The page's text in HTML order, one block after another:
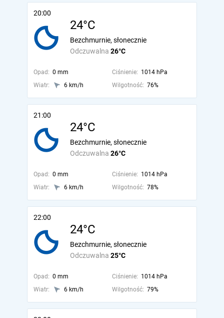
20:00
24°C
Odczuwalna 26°C
Bezchmurnie, słonecznie
Opad: 0 mm Ciśnienie: 1014 hPa
Wiatr:
6 km/h Wilgotność: 76%
21:00
24°C
Odczuwalna 26°C
Bezchmurnie, słonecznie
Opad: 0 mm Ciśnienie: 1014 hPa
Wiatr:
6 km/h Wilgotność: 78%
22:00
24°C
Odczuwalna 25°C
Bezchmurnie, słonecznie
Opad: 0 mm Ciśnienie: 1014 hPa
Wiatr:
6 km/h Wilgotność: 79%